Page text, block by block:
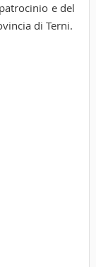
e del
di Terni.